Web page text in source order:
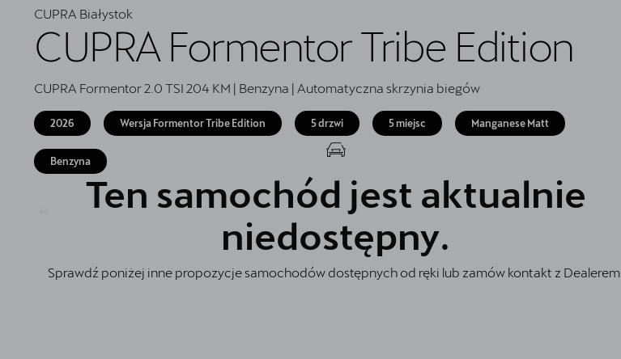
Samochody dostępne od ręki
5 lat gwarancji
Finansowanie
Serwis
Oryginalne części zamienne
Akcesoria CUPRA
Jazda próbna CUPRĄ
Dopłaty NaszEauto
CUPRA Białystok
CUPRA Formentor Tribe Edition
CUPRA Formentor 2.0 TSI 204 KM | Benzyna | Automatyczna skrzynia biegów
2026 Wersja Formentor Tribe Edition 5 drzwi 5 miejsc Manganese Matt
Benzyna
Ten samochód jest aktualnie
niedostępny.
Sprawdź poniżej inne propozycje samochodów dostępnych od ręki lub zamów kontakt z Dealerem.